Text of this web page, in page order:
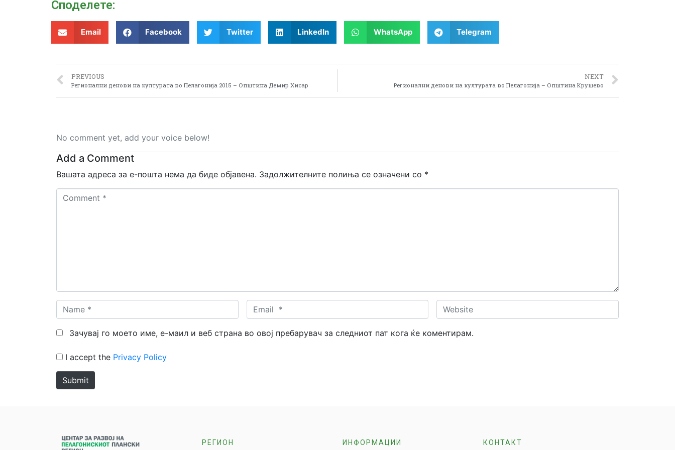
Споделeте:
Email Facebook Twitter LinkedIn WhatsApp Telegram
PREVIOUS
Регионални денови на културата во Пелагонија 2015 – Општина Демир Хисар
NEXT
Регионални денови на културата во Пелагонија – Општина Крушево
No comment yet, add your voice below!
Add a Comment
Вашата адреса за е-пошта нема да биде објавена. Задолжителните полиња се означени со *
Comment
Name
*
Email
*
Website
Зачувај го моето име, е-маил и веб страна во овој пребарувач за следниот пат кога ќе коментирам.
I accept the Privacy Policy
Submit
РЕГИОН ИНФОРМАЦИИ КОНТАКТ